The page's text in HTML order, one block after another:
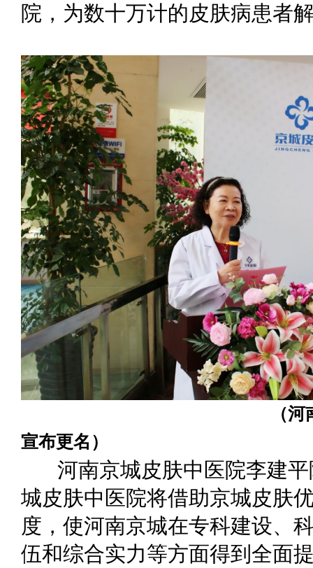
院，为数十万计的皮肤病患者
（河南京城皮肤中
宣布更名）
河南京城皮肤中医院李建
城皮肤中医院将借助京城皮肤
度，使河南京城在专科建设、
伍和综合实力等方面得到全面